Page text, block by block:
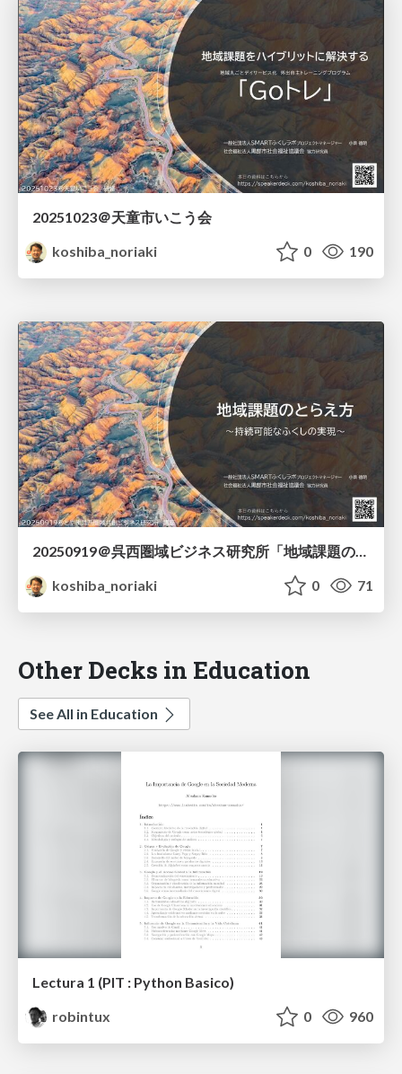
20251023＠天童市いこう会
koshiba_noriaki
0 190
20250919＠呉西圏域ビジネス研究所「地域課題のとらえ方」
koshiba_noriaki
0 71
Other Decks in Education
See All in Education
Lectura 1 (PIT : Python Basico)
robintux
0 960